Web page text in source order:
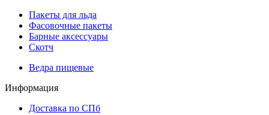
Пакеты для льда
Фасовочные пакеты
Барные аксессуары
Скотч
Ведра пищевые
Информация
Доставка по СПб